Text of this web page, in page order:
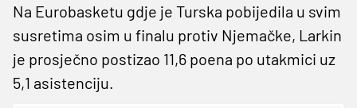
Na Eurobasketu gdje je Turska pobijedila u svim
susretima osim u finalu protiv Njemačke, Larkin
je prosječno postizao 11,6 poena po utakmici uz
5,1 asistenciju.